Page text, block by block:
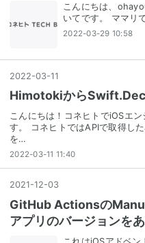
こんにちは、
いてです。 ママリ
2022-03-29 10:58
2022-03-11
Himotokiから
こんにちは！コネヒトでiOSエ
す。 コネヒトではAPIで取得し
を…
2022-03-11 11:40
2021 -12-03
GitHub Actionsの
アプリのバージョンを